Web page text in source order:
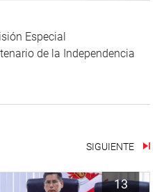
Especial
de la Independencia
SIGUIENTE
13